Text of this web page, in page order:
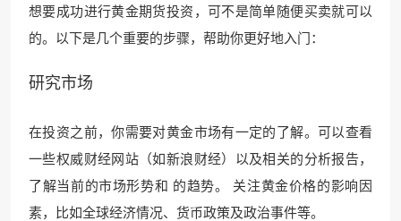
想要成功进行黄金期货投资，可不是简单随便买卖就可以
的。以下是几个重要的步骤，帮助你更好地入门：
研究市场
在投资之前，你需要对黄金市场有一定的了解。可以查看
一些权威财经网站（如新浪财经）以及相关的分析报告，
了解当前的市场形势和 的趋势。 关注黄金价格的影响因
素，比如全球经济情况、货币政策及政治事件等。